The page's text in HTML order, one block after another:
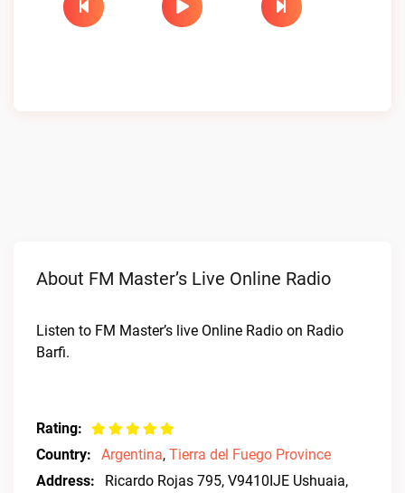
About FM Master’s Live Online Radio
Listen to FM Master’s live Online Radio on Radio
Barfi.
Rating:
Country:
Argentina, Tierra del Fuego Province
Address:
Ricardo Rojas 795, V9410IJE Ushuaia,